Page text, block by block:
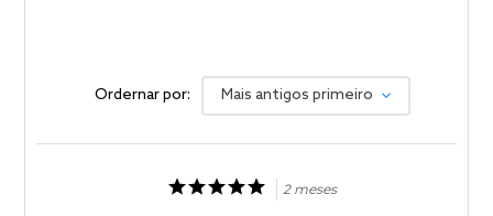
Ordernar por: Mais antigos primeiro
2 meses